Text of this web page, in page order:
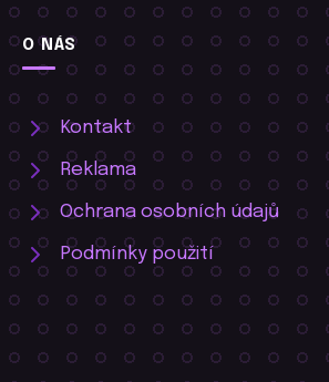
O NÁS
Kontakt
Reklama
Ochrana osobních údajů
Podmínky použití